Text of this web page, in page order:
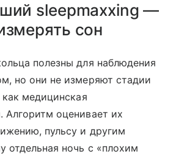
sleepmaxxing —
сон
полезны для наблюдения
но они не измеряют стадии
медицинская
Алгоритм оценивает их
пульсу и другим
отдельная ночь с «плохим